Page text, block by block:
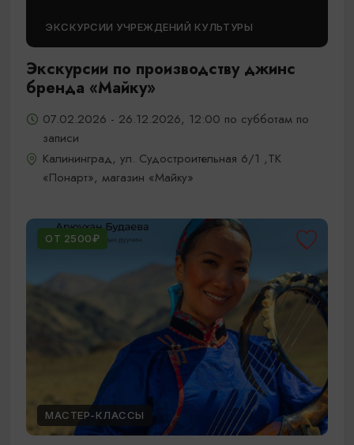
ЭКСКУРСИИ УЧРЕЖДЕНИЙ КУЛЬТУРЫ
Экскурсии по производству джинс
бренда «Майку»
07.02.2026 - 26.12.2026, 12:00 по субботам по
записи
Калининград, ул. Судостроительная 6/1 ,ТК
«Понарт», магазин «Майку»
ОТ 2500₽
МАСТЕР-КЛАССЫ